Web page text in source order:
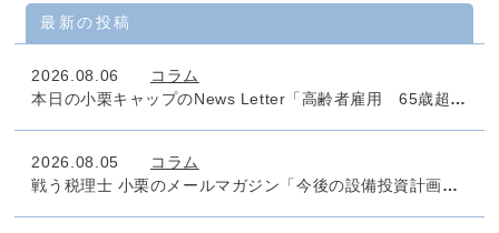
最新の投稿
2026.08.06
コラム
本日の小栗キャップのNews Letter「高齢者雇用 65歳超雇用推進助成金」
2026.08.05
コラム
戦う税理士 小栗のメールマガジン「今後の設備投資計画のタックスマネジメントは万全でしょうか」No.1011